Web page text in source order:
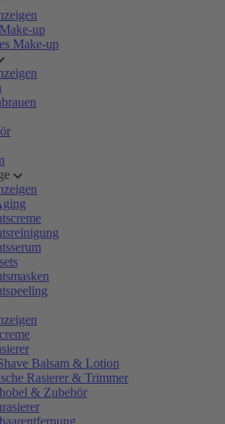
up
Make-up
Balsam & Lotion
Rasierer & Trimmer
& Zubehör